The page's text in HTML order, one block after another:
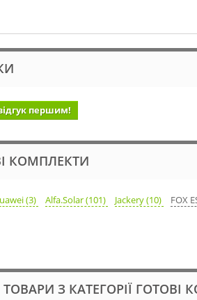
першим!
КОМПЛЕКТИ
(3) Alfa.Solar (101) Jackery (10) FOX
ТОВАРИ З КАТЕГОРІЇ ГОТОВІ